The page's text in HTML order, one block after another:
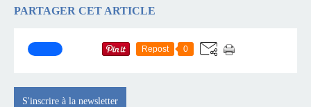
PARTAGER CET ARTICLE
Repost 0
S'inscrire à la newsletter